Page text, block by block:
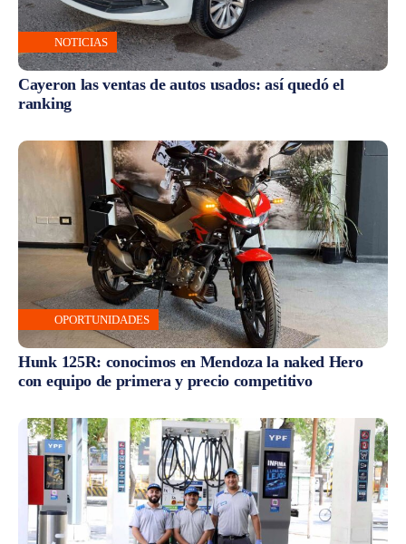
NOTICIAS
Cayeron las ventas de autos usados: así quedó el
ranking
OPORTUNIDADES
Hunk 125R: conocimos en Mendoza la naked Hero
con equipo de primera y precio competitivo